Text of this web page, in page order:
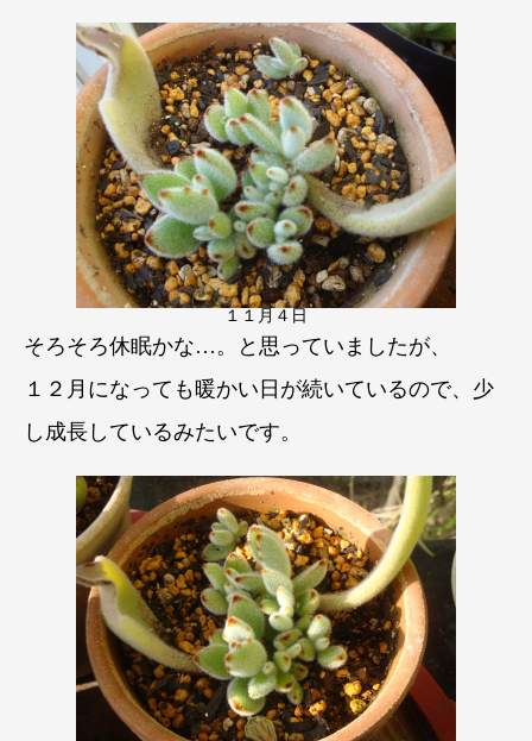
１１月４日
そろそろ休眠かな…。と思っていましたが、
１２月になっても暖かい日が続いているので、少
し成長しているみたいです。